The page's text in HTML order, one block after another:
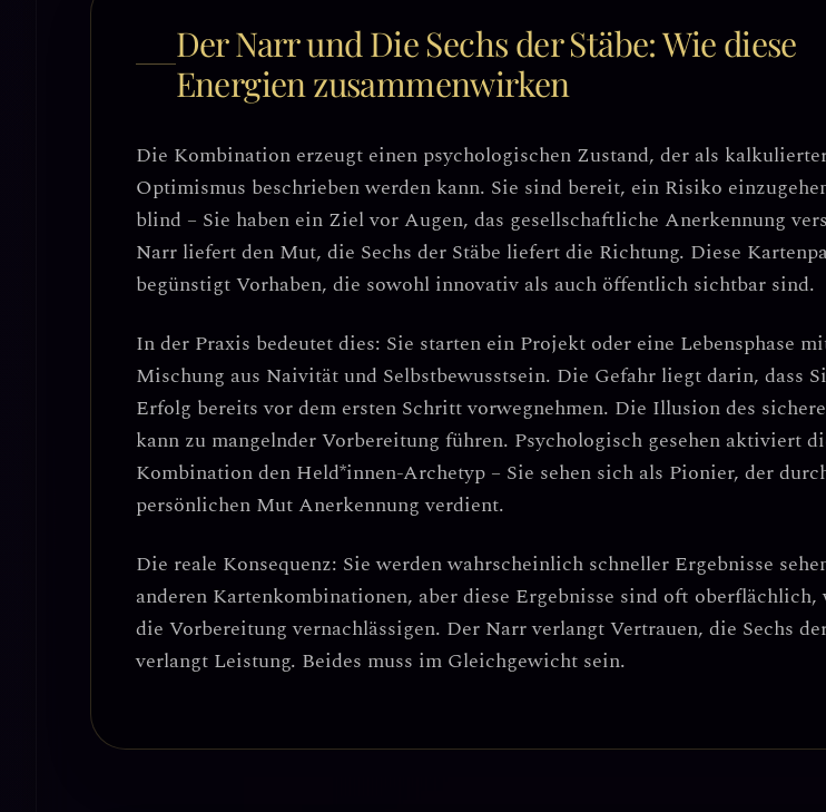
Der Narr und Die Sechs der Stäbe: Wie diese
Energien zusammenwirken
Die Kombination erzeugt einen psychologischen Zustand, der als
Optimismus beschrieben werden kann. Sie sind bereit, ein Risiko
blind – Sie haben ein Ziel vor Augen, das gesellschaftliche Anerkennung
Narr liefert den Mut, die Sechs der Stäbe liefert die Richtung. Diese
begünstigt Vorhaben, die sowohl innovativ als auch öffentlich sichtbar sind.
In der Praxis bedeutet dies: Sie starten ein Projekt oder eine Lebensphase
Mischung aus Naivität und Selbstbewusstsein. Die Gefahr liegt darin, dass
Erfolg bereits vor dem ersten Schritt vorwegnehmen. Die Illusion des
kann zu mangelnder Vorbereitung führen. Psychologisch gesehen aktiviert
Kombination den Held*innen-Archetyp – Sie sehen sich als Pionier, der
persönlichen Mut Anerkennung verdient.
Die reale Konsequenz: Sie werden wahrscheinlich schneller Ergebnisse
anderen Kartenkombinationen, aber diese Ergebnisse sind oft oberflächlich,
die Vorbereitung vernachlässigen. Der Narr verlangt Vertrauen, die Sechs
verlangt Leistung. Beides muss im Gleichgewicht sein.